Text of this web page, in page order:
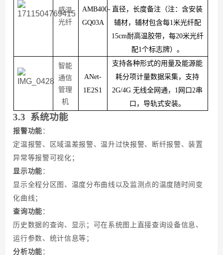
感温
光纤
AMB400-
GQ03A
直径，长度备注（注：含安装
辅材，辅材包含每1米光纤配
15cm耐高温胶带，每20米光纤
配1个标志牌）。
智能
通信
管理
机
ANet-
1E2S1
支持各种形式的用量及能源能
耗分项计量数据采集，支持
2G/4G 无线全网通，1网口2串
口，导轨式安装。
3.3 系统功能
报警功能 ：
定温报警、区域温差报警、温升过快报警、断纤报警、装置
异常等报警可视化 ；
显示功能 ：
显示全程分区图、温度分布曲线以及监测点的温度随时间变
化曲线 ；
查询功能 ：
历史数据的查询、显示；可在系统图上直接查询设备信息、
运行参数、统计信息等 ；
分析功能 ：